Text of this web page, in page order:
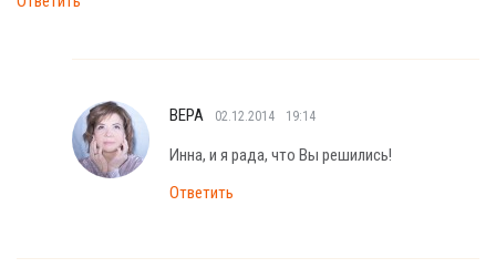
ВЕРА 02.12.2014 19:14
Инна, и я рада, что Вы решились!
Ответить